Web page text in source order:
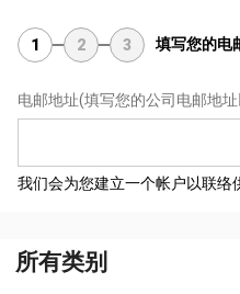
1 2 3 填写您的电
电邮地址(填写您的公司电邮地
我们会为您建立一个帐户以联络
所有类别